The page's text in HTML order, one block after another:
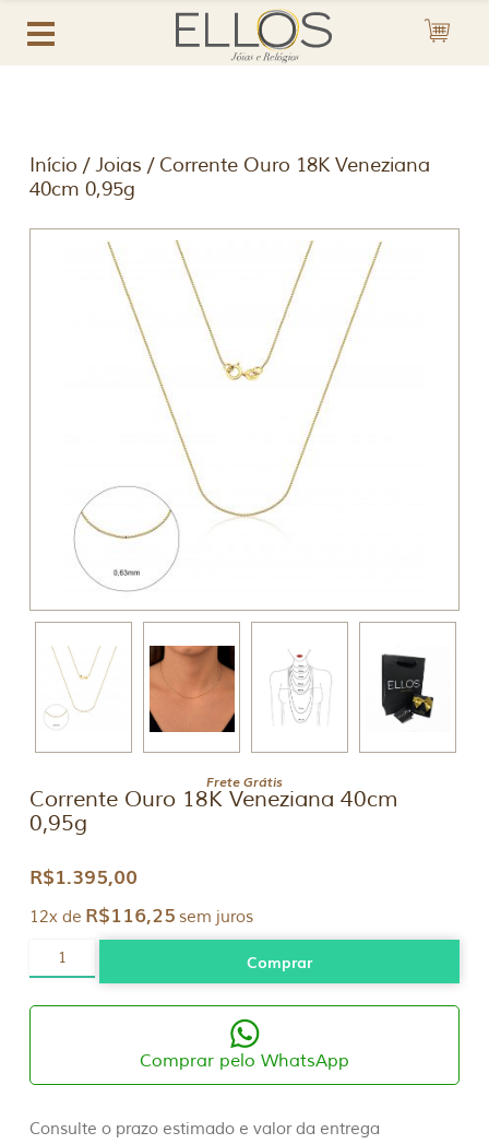
Início /Joias / Corrente Ouro 18K Veneziana
40cm 0,95g
Frete Grátis
Corrente Ouro 18K Veneziana 40cm
0,95g
R$1.395,00
12x de R$116,25 sem juros
18K
40cm
Comprar
Comprar pelo WhatsApp
Consulte o prazo estimado e valor da entrega